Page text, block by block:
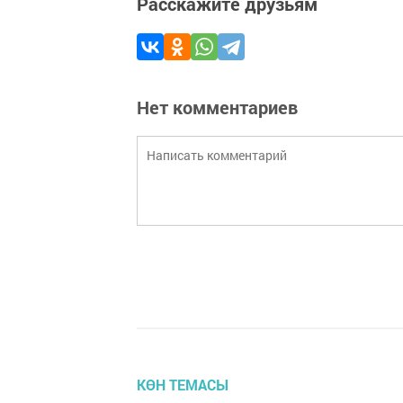
Нет комментариев
КӨН ТЕМАСЫ